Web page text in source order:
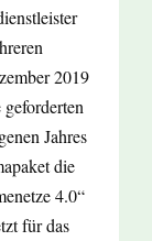
2019
Jahres
die
4.0“
für das